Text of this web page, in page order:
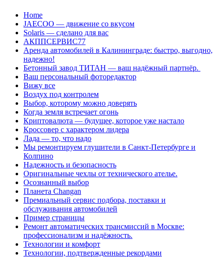
Перейти
содержанию
Home
JAECOO — движение со вкусом
Solaris — сделано для вас
АКППСЕРВИС77
Аренда автомобилей в Калининграде: быстро, выгодно,
надежно!
Бетонный завод ТИТАН — ваш надёжный партнёр.
Ваш персональный фоторедактор
Вижу все
Воздух под контролем
Выбор, которому можно доверять
Когда земля встречает огонь
Криптовалюта — будущее, которое уже настало
Кроссовер с характером лидера
Лада — то, что надо
Мы ремонтируем глушители в Санкт-Петербурге и
Колпино
Надежность и безопасность
Оригинальные чехлы от технического ателье.
Осознанный выбор
Планета Changan
Премиальный сервис подбора, поставки и
обслуживания автомобилей
Пример страницы
Ремонт автоматических трансмиссий в Москве:
профессионализм и надёжность.
Технологии и комфорт
Технологии, подтвержденные рекордами